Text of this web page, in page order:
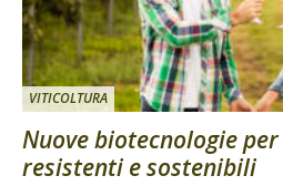
VITICOLTURA
Nuove biotecnologie
resistenti e sostenibili